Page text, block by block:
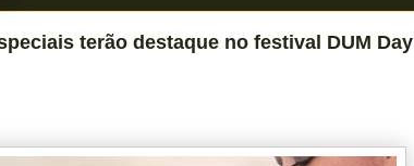
terão destaque no festival DUM Day